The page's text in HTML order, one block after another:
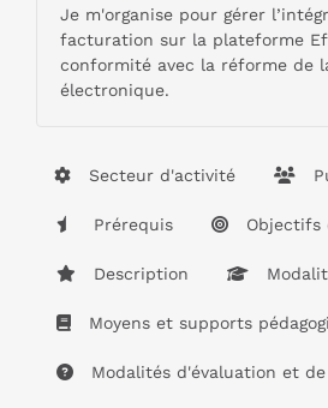
Je m'organise pour gérer
facturation sur la plateforme
conformité avec la réforme de
électronique.
Secteur d'activité
Prérequis Objectifs
Description
Moyens et supports
Modalités d'évaluation et